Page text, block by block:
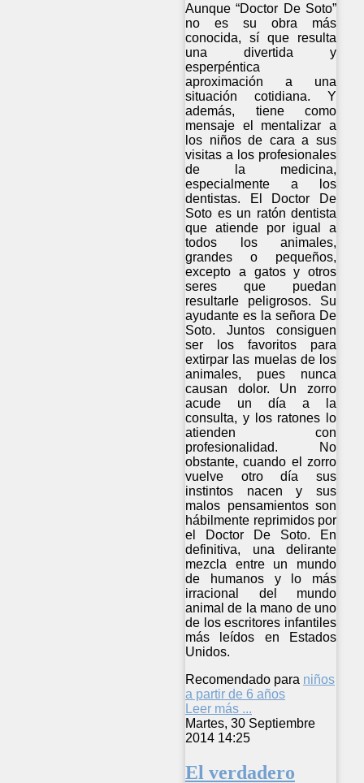
Aunque “Doctor De Soto”
no es su obra más
conocida, sí que resulta
una divertida y
esperpéntica
aproximación a una
situación cotidiana. Y
además, tiene como
mensaje el mentalizar a
los niños de cara a sus
visitas a los profesionales
de la medicina,
especialmente a los
dentistas. El Doctor De
Soto es un ratón dentista
que atiende por igual a
todos los animales,
grandes o pequeños,
excepto a gatos y otros
seres que puedan
resultarle peligrosos. Su
ayudante es la señora De
Soto. Juntos consiguen
ser los favoritos para
extirpar las muelas de los
animales, pues nunca
causan dolor. Un zorro
acude un día a la
consulta, y los ratones lo
atienden con
profesionalidad. No
obstante, cuando el zorro
vuelve otro día sus
instintos nacen y sus
malos pensamientos son
hábilmente reprimidos por
el Doctor De Soto. En
definitiva, una delirante
mezcla entre un mundo
de humanos y lo más
irracional del mundo
animal de la mano de uno
de los escritores infantiles
más leídos en Estados
Unidos.
Recomendado para niños
a partir de 6 años
Leer más ...
Martes, 30 Septiembre
2014 14:25
El verdadero